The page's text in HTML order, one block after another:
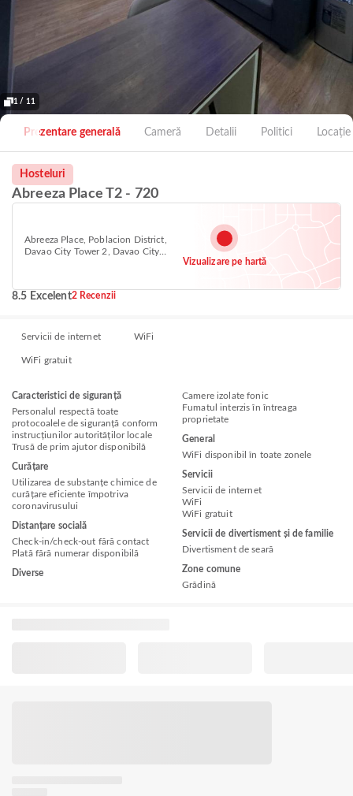
1 / 11
Prezentare generală Cameră Detalii Politici Locație
Hosteluri
Abreeza Place T2 - 720
Abreeza Place, Poblacion District,
Davao City Tower 2, Davao City
Vizualizare pe hartă
8.5 Excelent2 Recenzii
Servicii de internet WiFi
WiFi gratuit
Caracteristici de siguranță
Personalul respectă toate
protocoalele de siguranță conform
instrucțiunilor autorităților locale
Trusă de prim ajutor disponibilă
Curățare
Utilizarea de substanțe chimice de
curățare eficiente împotriva
coronavirusului
Distanțare socială
Check-in/check-out fără contact
Plată fără numerar disponibilă
Diverse
Camere izolate fonic
Fumatul interzis în întreaga
proprietate
General
WiFi disponibil în toate zonele
Servicii
Servicii de internet
WiFi
WiFi gratuit
Servicii de divertisment și de familie
Divertisment de seară
Zone comune
Grădină